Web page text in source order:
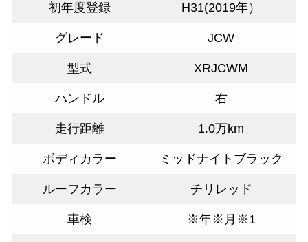
初年度登録 H31(2019年）
グレード JCW
型式 XRJCWM
ハンドル 右
走行距離 1.0万km
ボディカラー ミッドナイトブラック
ルーフカラー チリレッド
車検 ※年※月※1